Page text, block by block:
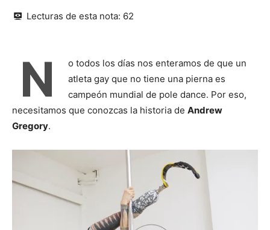
Lecturas de esta nota: 62
N
o todos los días nos enteramos de que un
atleta gay que no tiene una pierna es
campeón mundial de pole dance. Por eso,
necesitamos que conozcas la historia de Andrew
Gregory.